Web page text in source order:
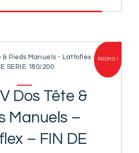
PROMO !
Dos Tête &
Manuels –
– FIN DE